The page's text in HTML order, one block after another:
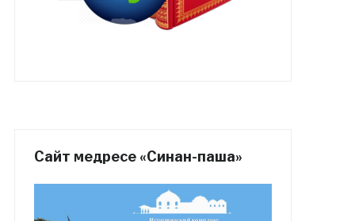
Сайт медресе «Синан-паша»